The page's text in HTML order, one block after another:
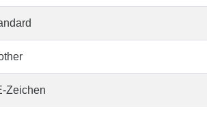
Zeichen